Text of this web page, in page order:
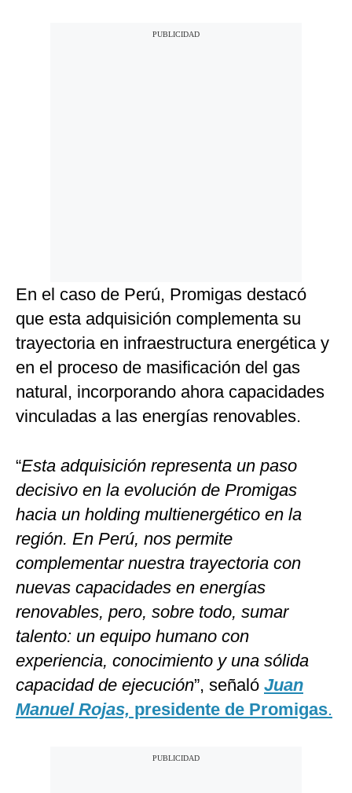
En el caso de Perú, Promigas destacó
que esta adquisición complementa su
trayectoria en infraestructura energética y
en el proceso de masificación del gas
natural, incorporando ahora capacidades
vinculadas a las energías renovables.
“Esta adquisición representa un paso
decisivo en la evolución de Promigas
hacia un holding multienergético en la
región. En Perú, nos permite
complementar nuestra trayectoria con
nuevas capacidades en energías
renovables, pero, sobre todo, sumar
talento: un equipo humano con
experiencia, conocimiento y una sólida
capacidad de ejecución”, señaló Juan
Manuel Rojas, presidente de Promigas.